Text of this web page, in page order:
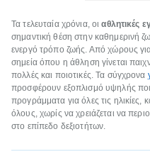
Τα τελευταία χρόνια, οιαθλητικές
σημαντική θέση στην καθημερινή
ενεργό τρόπο ζωής. Από χώρους
σημεία όπου η άθληση γίνεται
πολλές και ποιοτικές. Τα σύγχρονα
προσφέρουν εξοπλισμό υψηλής
προγράμματα για όλες τις
όλους, χωρίς να χρειάζεται να
στο επίπεδο δεξιοτήτων.